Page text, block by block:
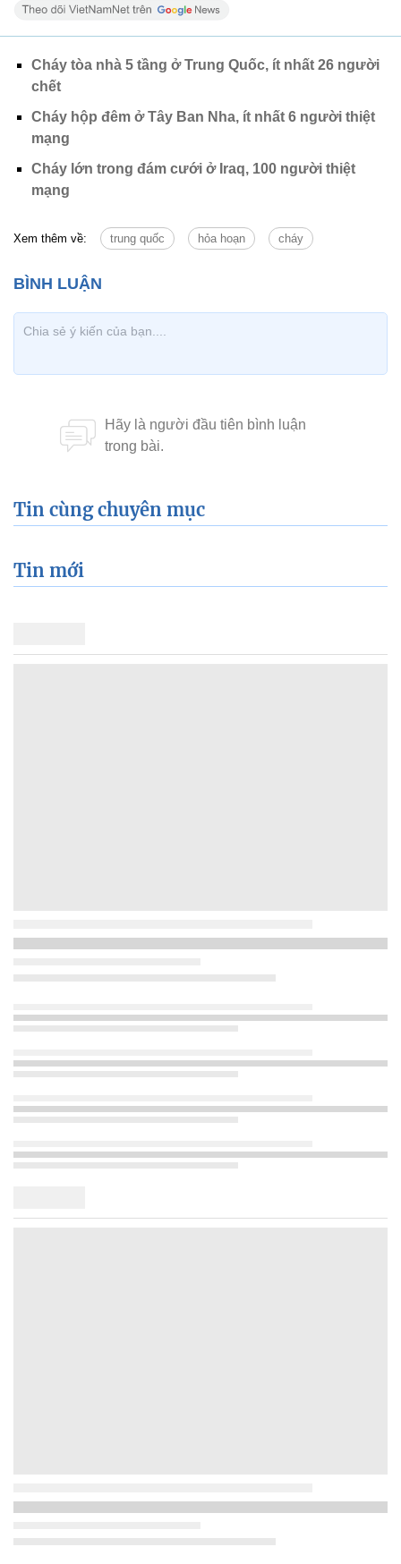
Cháy tòa nhà 5 tầng ở Trung Quốc, ít nhất 26 người
chết
Cháy hộp đêm ở Tây Ban Nha, ít nhất 6 người thiệt
mạng
Cháy lớn trong đám cưới ở Iraq, 100 người thiệt
mạng
Xem thêm về: trung quốc hỏa hoạn cháy
Tin cùng chuyên mục
Tin mới